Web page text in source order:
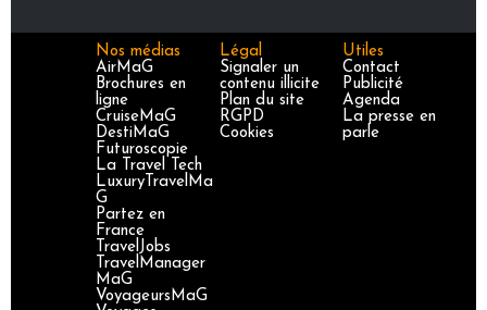
Nos médias
AirMaG
Brochures en
ligne
CruiseMaG
DestiMaG
Futuroscopie
La Travel Tech
LuxuryTravelMa
G
Partez en
France
TravelJobs
TravelManager
MaG
VoyageursMaG
Légal
Signaler un
contenu illicite
Plan du site
RGPD
Cookies
Utiles
Contact
Publicité
Agenda
La presse en
parle